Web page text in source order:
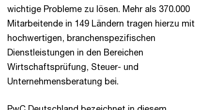
wichtige Probleme zu lösen. Mehr als 370.000
Mitarbeitende in 149 Ländern tragen hierzu mit
hochwertigen, branchenspezifischen
Dienstleistungen in den Bereichen
Wirtschaftsprüfung, Steuer- und
Unternehmensberatung bei.